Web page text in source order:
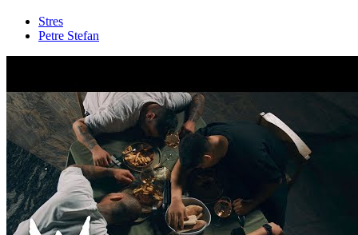
Stres
Petre Stefan